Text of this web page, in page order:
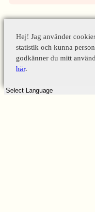
Hej! Jag använder
statistik och kunna
godkänner du mitt
här.